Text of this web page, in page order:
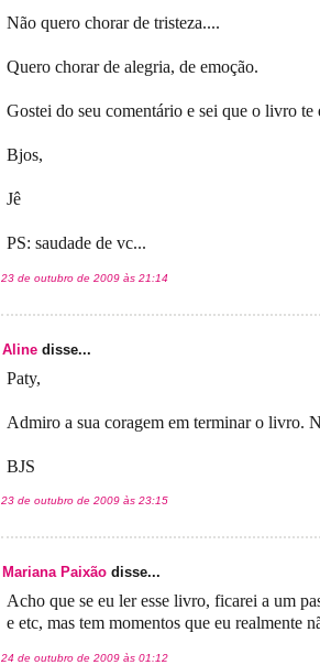
Não quero chorar de tristeza....
Quero chorar de alegria, de emoção.
Gostei do seu comentário e sei que o livro te
Bjos,
Jê
PS: saudade de vc...
23 de outubro de 2009 às 21:14
Aline disse...
Paty,
Admiro a sua coragem em terminar o livro.
BJS
23 de outubro de 2009 às 23:15
Mariana Paixão disse...
Acho que se eu ler esse livro, ficarei a um
e etc, mas tem momentos que eu realmente
24 de outubro de 2009 às 01:12